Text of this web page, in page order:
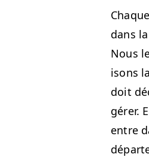
dans
Nous
isons
doit
gér­er.
entre